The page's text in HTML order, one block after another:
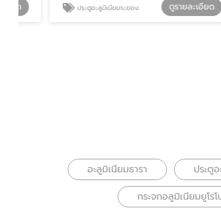
ประตูอะลูมิเนียมระยอง ดูรายละเอียด
อะลูมิเนียมธารา ประตู
กระจกอลูมิเนียมยูโร